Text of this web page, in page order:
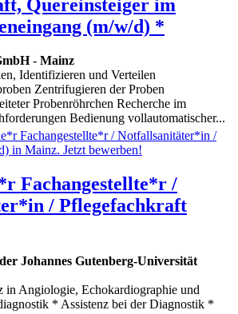
Quereinsteiger im
(m/w/d) *
- Mainz
Identifizieren und Verteilen
Zentrifugieren der Proben
Probenröhrchen Recherche im
Bedienung vollautomatischer...
Fachangestellte*r /
/ Pflegefachkraft
Johannes Gutenberg-Universität
in Angiologie, Echokardiographie und
* Assistenz bei der Diagnostik *